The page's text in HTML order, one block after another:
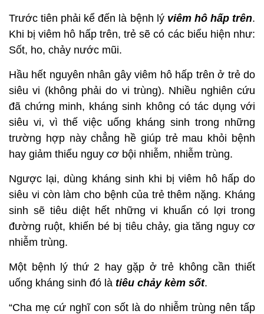
Trước tiên phải kể đến là bệnh lý viêm hô hấp trên.
Khi bị viêm hô hấp trên, trẻ sẽ có các biểu hiện như:
Sốt, ho, chảy nước mũi.
Hầu hết nguyên nhân gây viêm hô hấp trên ở trẻ do
siêu vi (không phải do vi trùng). Nhiều nghiên cứu
đã chứng minh, kháng sinh không có tác dụng với
siêu vi, vì thế việc uống kháng sinh trong những
trường hợp này chẳng hề giúp trẻ mau khỏi bệnh
hay giảm thiểu nguy cơ bội nhiễm, nhiễm trùng.
Ngược lại, dùng kháng sinh khi bị viêm hô hấp do
siêu vi còn làm cho bệnh của trẻ thêm nặng. Kháng
sinh sẽ tiêu diệt hết những vi khuẩn có lợi trong
đường ruột, khiến bé bị tiêu chảy, gia tăng nguy cơ
nhiễm trùng.
Một bệnh lý thứ 2 hay gặp ở trẻ không cần thiết
uống kháng sinh đó là tiêu chảy kèm sốt.
“Cha mẹ cứ nghĩ con sốt là do nhiễm trùng nên tấp